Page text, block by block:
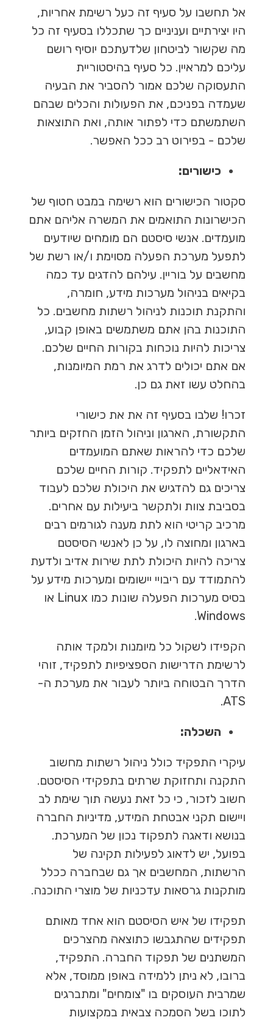
אל תחשבו על סעיף זה כעל רשימת אחריות,
היו יצירתיים ועניניים כך שתכללו בסעיף זה כל
מה שקשור לביטחון שלדעתכם יוסיף רושם
עליכם למראיין. כל סעיף בהיסטוריית
התעסוקה שלכם אמור להסביר את הבעיה
שעמדה בפניכם, את הפעולות והכלים שבהם
השתמשתם כדי לפתור אותה, ואת התוצאות
שלכם - בפירוט רב ככל האפשר.
כישורים:
סקטור הכישורים הוא רשימה במבט חטוף של
הכישרונות התואמים את המשרה אליהם אתם
מועמדים. אנשי סיסטם הם מומחים שיודעים
לתפעל מערכת הפעלה מסוימת ו/או רשת של
מחשבים על בוריין. עילהם להדגים עד כמה
בקיאים בניהול מערכות מידע, חומרה,
והתקנת תוכנות לניהול רשתות מחשבים. כל
התוכנות בהן אתם משתמשים באופן קבוע,
צריכות להיות נוכחות בקורות החיים שלכם.
אם אתם יכולים לדרג את רמת המיומנות,
בהחלט עשו זאת גם כן.
זכרו! שלבו בסעיף זה את את כישורי
התקשורת, הארגון וניהול הזמן החזקים ביותר
שלכם כדי להראות שאתם המועמדים
האידאליים לתפקיד. קורות החיים שלכם
צריכים גם להדגיש את היכולת שלכם לעבוד
בסביבת צוות ולתקשר ביעילות עם אחרים.
מרכיב קריטי הוא לתת מענה לגורמים רבים
בארגון ומחוצה לו, על כן לאנשי הסיסטם
צריכה להיות היכולת לתת שירות אדיב ולדעת
להתמודד עם ריבויי יישומים ומערכות מידע על
בסיס מערכות הפעלה שונות כמו Linux או
Windows.
הקפידו לשקול כל מיומנות ולמקד אותה
לרשימת הדרישות הספציפיות לתפקיד, זוהי
הדרך הבטוחה ביותר לעבור את מערכת ה-
ATS.
השכלה:
עיקרי התפקיד כולל ניהול רשתות מחשוב
התקנה ותחזוקת שרתים בתפקידי הסיסטם.
חשוב לזכור, כי כל זאת נעשה תוך שימת לב
ויישום תקני אבטחת המידע, מדיניות החברה
בנושא ודאגה לתפקוד נכון של המערכת.
בפועל, יש לדאוג לפעילות תקינה של
הרשתות, המחשבים אך גם שבחברה ככלל
מותקנות גרסאות עדכניות של מוצרי התוכנה.
תפקידו של איש הסיסטם הוא אחד מאותם
תפקידים שהתגבשו כתוצאה מהצרכים
המשתנים של תפקוד החברה. התפקיד,
ברובו, לא ניתן ללמידה באופן ממוסד, אלא
שמרבית העוסקים בו "צומחים" ומתברגים
לתוכו בשל הסמכה צבאית במקצועות